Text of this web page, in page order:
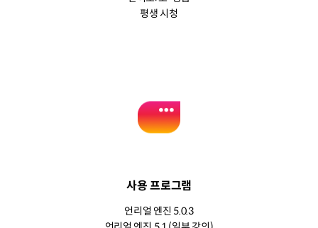
평생 시청
사용 프로그램
언리얼 엔진 5.0.3